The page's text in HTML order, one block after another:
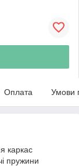
Оплата Умови
каркас
пружини